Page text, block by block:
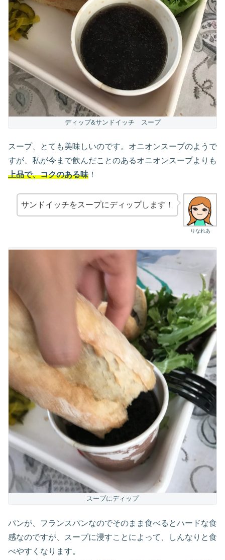
ディップ&サンドイッチ スープ
スープ、とても美味しいのです。オニオンスープのようで
すが、私が今まで飲んだことのあるオニオンスープよりも
上品で、コクのある味 ！
りなれあ
サンドイッチをスープにディップします！
スープにディップ
パンが、フランスパンなのでそのまま食べるとハードな食
感なのですが、スープに浸すことによって、しんなりと食
べやすくなります。